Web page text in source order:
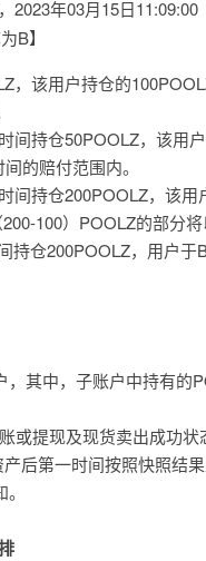
2023年03月15日
B】
，该用户持仓的
间持仓50POOLZ，该用
的赔付范围内。
间持仓200POOLZ，该
100）POOLZ的部分将
持仓200POOLZ，用户
其中，子账户中持有的
或提现及现货卖出成功状
后第一时间按照快照结